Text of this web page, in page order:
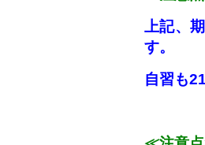
上記、
す。
自習も